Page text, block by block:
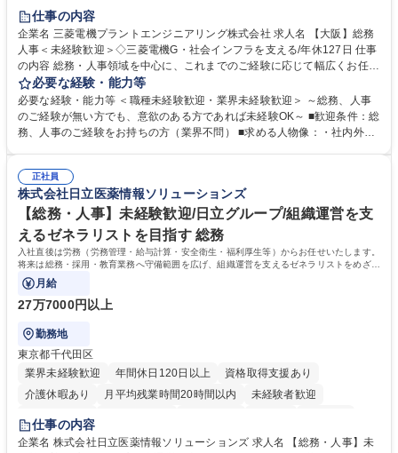
退職金あり
駅近5分以内
土日祝休み 服装自由 寮・社宅あり 食事補助あり
仕事の内容
企業名 三菱電機プラントエンジニアリング株式会社 求人名 【大阪】総務
人事＜未経験歓迎＞◇三菱電機G・社会インフラを支える/年休127日 仕事
の内容 総務・人事領域を中心に、これまでのご経験に応じて幅広くお任せ
します。 ＜具体的には＞ ・総務/人事労務（給与・社保・勤怠管理など）
・採用・教育研修 ・福利厚生運用 など ※基本的には事務所勤務ですが、
採用や教育等の業務内容により、関西圏以外への日帰り・宿泊を伴う国内
出張もございます。 ※担当業務を持ちつつ、お互いに助け合いながら、総
必要な経験・能力等
必要な経験・能力等 ＜職種未経験歓迎・業界未経験歓迎＞ ～総務、人事
のご経験が無い方でも、意欲のある方であれば未経験OK～ ■歓迎条件：総
務、人事のご経験をお持ちの方（業界不問） ■求める人物像：・社内外の
正社員
株式会社日立医薬情報ソリューションズ
【総務・人事】未経験歓迎/日立グループ/組織運営を支
えるゼネラリストを目指す 総務
入社直後は労務（労務管理・給与計算・安全衛生・福利厚生等）からお任せいたします。
将来は総務・採用・教育業務へ守備範囲を広げ、組織運営を支えるゼネラリストをめざせ
ます。
月給
27万7000円以上
勤務地
東京都千代田区
業界未経験歓迎
年間休日120日以上
資格取得支援あり
介護休暇あり
月平均残業時間20時間以内
未経験者歓迎
住宅手当あり
育休あり
完全週休2日制 交通費支給 土日祝休み 寮・社宅あり
仕事の内容
企業名 株式会社日立医薬情報ソリューションズ 求人名 【総務・人事】未